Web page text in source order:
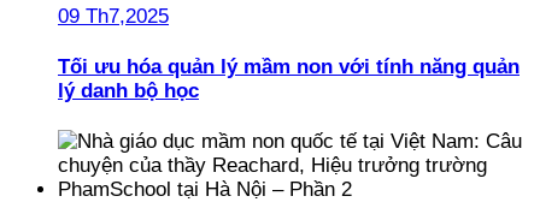
09 Th7,2025
Tối ưu hóa quản lý mầm non với tính năng quản
lý danh bộ học